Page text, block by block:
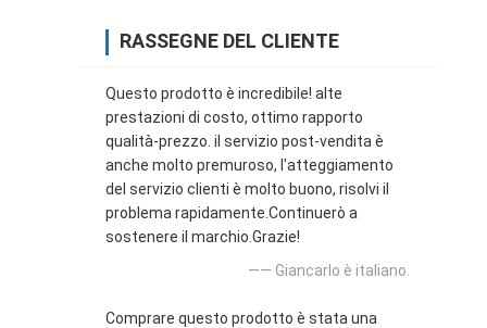
RASSEGNE DEL CLIENTE
Questo prodotto è incredibile! alte
prestazioni di costo, ottimo rapporto
qualità-prezzo. il servizio post-vendita è
anche molto premuroso, l'atteggiamento
del servizio clienti è molto buono, risolvi il
problema rapidamente.Continuerò a
sostenere il marchio.Grazie!
—— Giancarlo è italiano.
Comprare questo prodotto è stata una